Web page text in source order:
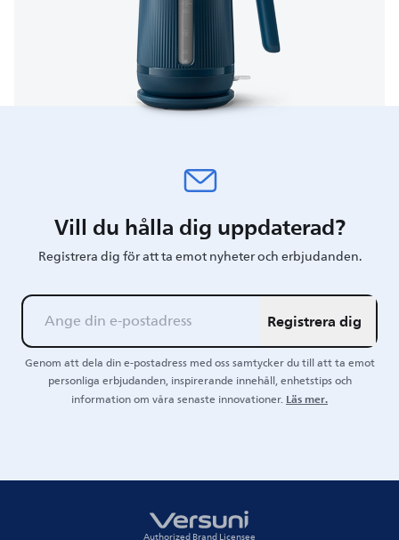
Vill du hålla dig uppdaterad?
Registrera dig för att ta emot nyheter och erbjudanden.
Registrera dig
Genom att dela din e-postadress med oss samtycker du till att ta emot
personliga erbjudanden, inspirerande innehåll, enhetstips och
information om våra senaste innovationer.Läs mer.
Authorized Brand Licensee